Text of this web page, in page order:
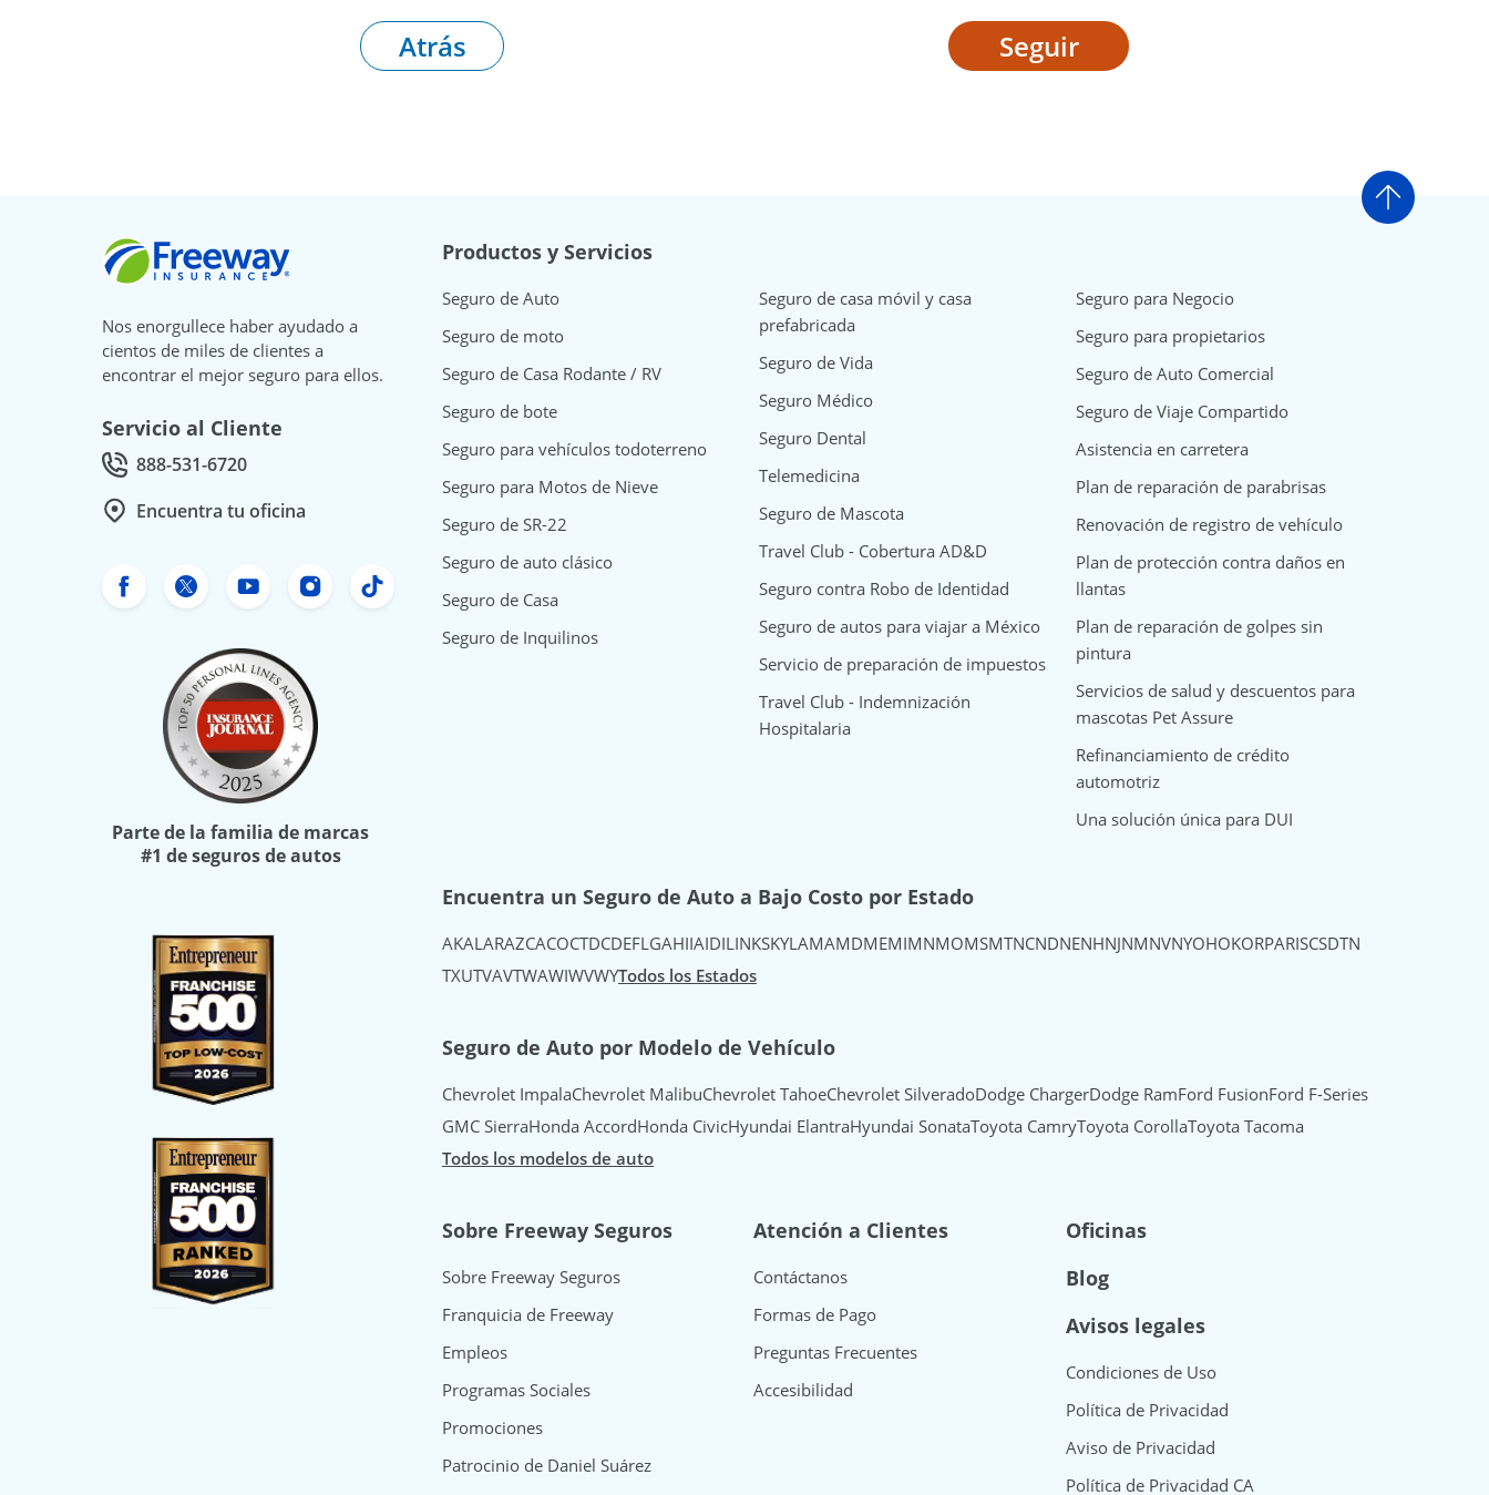
Atrás Seguir
Ir arriba
Freeway Insurance
Nos enorgullece haber ayudado a
cientos de miles de clientes a
encontrar el mejor seguro para ellos.
Servicio al Cliente
Call Customer service at
888-531-6720
Encuentra tu oficina
Facebook de Freeway Insurance
X de Freeway Insurance
YouTube de Freeway Insurance
Instagram Freeway Insurance
TikTok Freeway Insurance
Parte de la familia de marcas
#1 de seguros de autos
Productos y Servicios
Seguro de Auto
Seguro de moto
Seguro de Casa Rodante / RV
Seguro de bote
Seguro para vehículos todoterreno
Seguro para Motos de Nieve
Seguro de SR-22
Seguro de auto clásico
Seguro de Casa
Seguro de Inquilinos
Seguro de casa móvil y casa
prefabricada
Seguro de Vida
Seguro Médico
Seguro Dental
Telemedicina
Seguro de Mascota
Travel Club - Cobertura AD&D
Seguro contra Robo de Identidad
Seguro de autos para viajar a México
Servicio de preparación de impuestos
Travel Club - Indemnización
Hospitalaria
Seguro para Negocio
Seguro para propietarios
Seguro de Auto Comercial
Seguro de Viaje Compartido
Asistencia en carretera
Plan de reparación de parabrisas
Renovación de registro de vehículo
Plan de protección contra daños en
llantas
Plan de reparación de golpes sin
pintura
Servicios de salud y descuentos para
mascotas Pet Assure
Refinanciamiento de crédito
automotriz
Una solución única para DUI
Encuentra un Seguro de Auto a Bajo Costo por Estado
AKALARAZCACOCTDCDEFLGAHIIAIDILINKSKYLAMAMDMEMIMNMOMSMTNCNDNENHNJNMNVNYOHOKORPARISCSDTN
TXUTVAVTWAWIWVWYTodos los Estados
Seguro de Auto por Modelo de Vehículo
Chevrolet ImpalaChevrolet MalibuChevrolet TahoeChevrolet SilveradoDodge ChargerDodge RamFord FusionFord F-Series
GMC SierraHonda AccordHonda CivicHyundai ElantraHyundai SonataToyota CamryToyota CorollaToyota Tacoma
Todos los modelos de auto
Sobre Freeway Seguros
Sobre Freeway Seguros
Franquicia de Freeway
Empleos
Programas Sociales
Promociones
Patrocinio de Daniel Suárez
Atención a Clientes
Contáctanos
Formas de Pago
Preguntas Frecuentes
Accesibilidad
Oficinas
Blog
Avisos legales
Condiciones de Uso
Política de Privacidad
Aviso de Privacidad
Política de Privacidad CA